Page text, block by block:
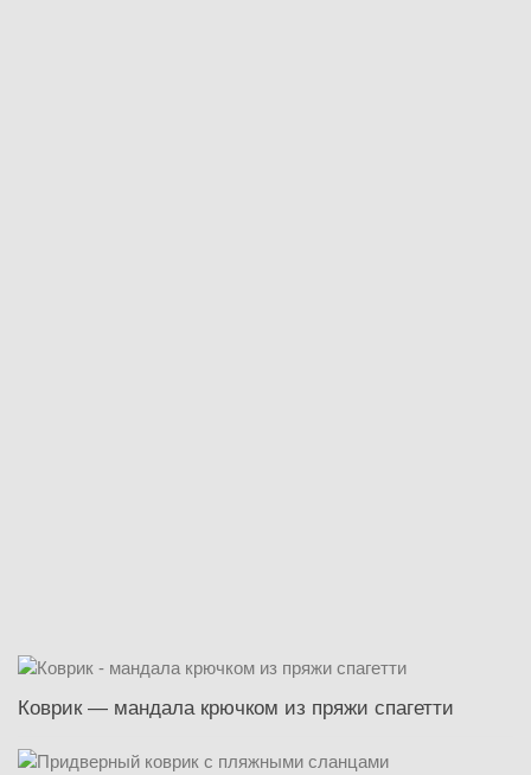
Коврик — мандала крючком из пряжи спагетти